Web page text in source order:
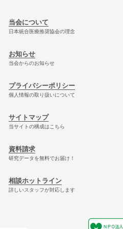
当会について
日本統合医療推奨協会の理念
お知らせ
当会からのお知らせ
プライバシーポリシー
個人情報の取り扱いについて
サイトマップ
当サイトの構成はこちら
資料請求
研究データを無料でお届け！
相談ホットライン
詳しいスタッフが対応します